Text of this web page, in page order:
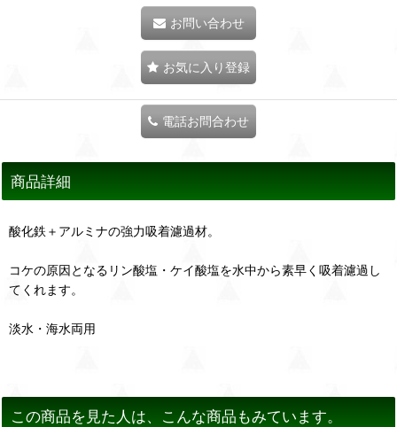
お問い合わせ
お気に入り登録
電話お問合わせ
商品詳細
酸化鉄＋アルミナの強力吸着濾過材。
コケの原因となるリン酸塩・ケイ酸塩を水中から素早く吸着濾過し
てくれます。
淡水・海水両用
この商品を見た人は、こんな商品もみています。